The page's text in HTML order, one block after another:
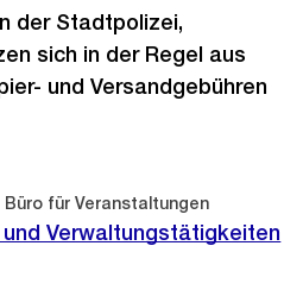
der Stadtpolizei,
sich in der Regel aus
und Versandgebühren
für Veranstaltungen
Verwaltungstätigkeiten